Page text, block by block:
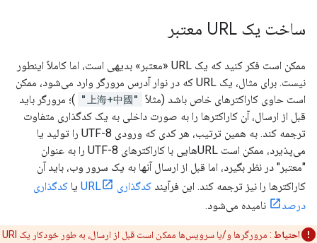
ساخت یک URL معتبر
ممکن است فکر کنید که یک URL «معتبر» بدیهی است، اما کاملاً اینطور
نیست. برای مثال، یک URL که در نوار آدرس مرورگر وارد می‌شود، ممکن
است حاوی کاراکترهای خاص باشد (مثلاً "上海+中國"
)؛ مرورگر باید
قبل از ارسال، آن کاراکترها را به صورت داخلی به یک کدگذاری متفاوت
ترجمه کند. به همین ترتیب، هر کدی که ورودی UTF-8 را تولید یا
می‌پذیرد، ممکن است URLهایی با کاراکترهای UTF-8 را به عنوان
"معتبر" در نظر بگیرد، اما قبل از ارسال آنها به یک سرور وب، باید آن
کاراکترها را نیز ترجمه کند. این فرآیند کدگذاری URL یا کدگذاری
درصد
نامیده می‌شود.
احتیاط
: مرورگرها و/یا سرویس‌ها ممکن است قبل از ارسال، به طور خودکار یک URI